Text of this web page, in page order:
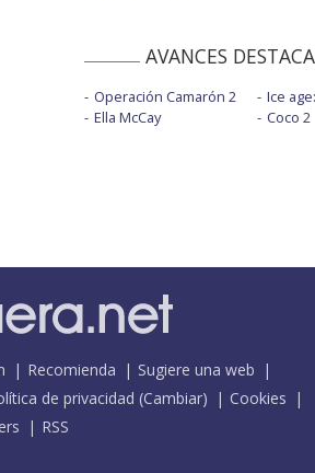
AVANCES
Operación Camarón 2
Ella McCay
Ice
Coco 2
Recomienda
Sugiere una web
de privacidad (Cambiar)
Cookies
RSS